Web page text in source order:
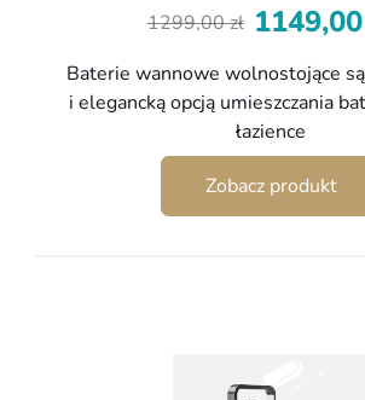
1299,00zł
Pierwotna
cena
wynosiła:
1299,00 zł.
1149,00
Aktualna
cena
wynosi:
1149,00 zł.
Baterie wannowe wolnostojące
i elegancką opcją umieszczania
łazience
Zobacz produkt